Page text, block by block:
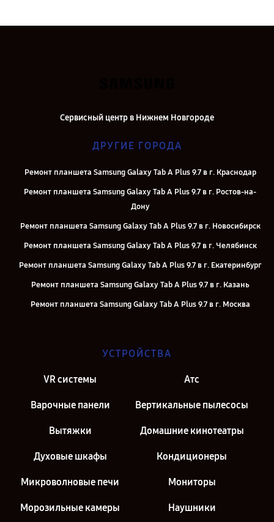
Сервисный центр в Нижнем Новгороде
ДРУГИЕ ГОРОДА
Ремонт планшета Samsung Galaxy Tab A Plus 9.7 в г. Краснодар
Ремонт планшета Samsung Galaxy Tab A Plus 9.7 в г. Ростов-на-
Дону
Ремонт планшета Samsung Galaxy Tab A Plus 9.7 в г. Новосибирск
Ремонт планшета Samsung Galaxy Tab A Plus 9.7 в г. Челябинск
Ремонт планшета Samsung Galaxy Tab A Plus 9.7 в г. Екатеринбург
Ремонт планшета Samsung Galaxy Tab A Plus 9.7 в г. Казань
Ремонт планшета Samsung Galaxy Tab A Plus 9.7 в г. Москва
УСТРОЙСТВА
VR системы Атс
Варочные панели Вертикальные пылесосы
Вытяжки Домашние кинотеатры
Духовые шкафы Кондиционеры
Микроволновые печи Мониторы
Морозильные камеры Наушники